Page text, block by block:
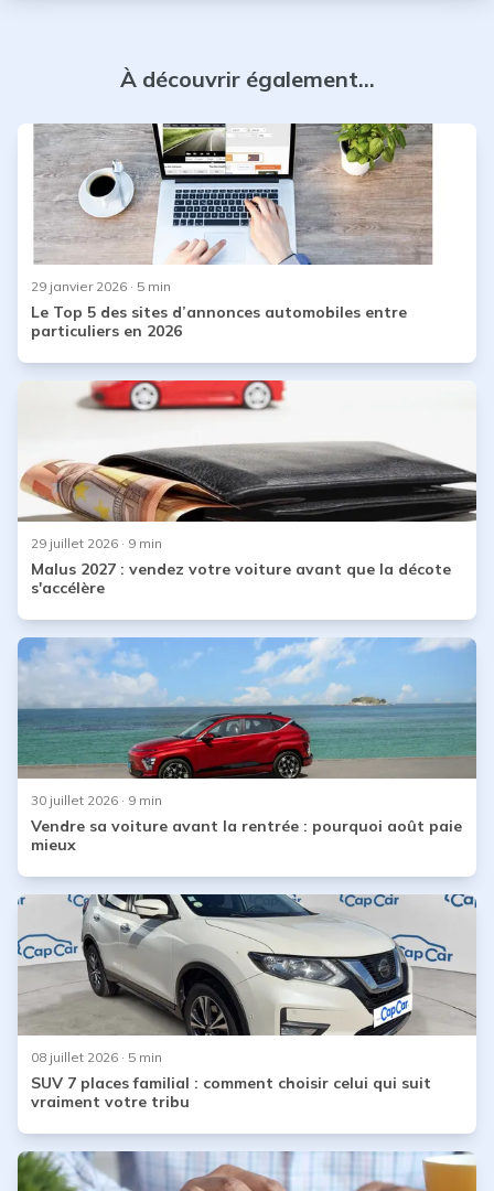
À découvrir également...
29 janvier 2026 · 5 min
Le Top 5 des sites d’annonces automobiles entre
particuliers en 2026
29 juillet 2026 · 9 min
Malus 2027 : vendez votre voiture avant que la décote
s'accélère
30 juillet 2026 · 9 min
Vendre sa voiture avant la rentrée : pourquoi août paie
mieux
08 juillet 2026 · 5 min
SUV 7 places familial : comment choisir celui qui suit
vraiment votre tribu